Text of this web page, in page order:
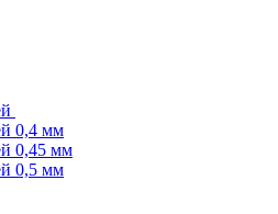
0,4 мм
0,45 мм
0,5 мм